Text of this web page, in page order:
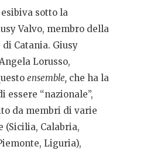
sotto la
Valvo, membro della
Catania. Giusy
Lorusso,
ensemble, che ha la
essere “nazionale”,
da membri di varie
(Sicilia, Calabria,
Liguria),